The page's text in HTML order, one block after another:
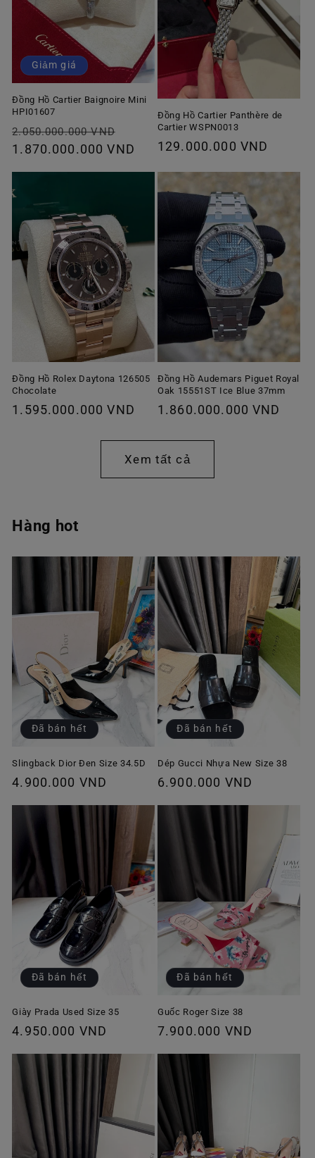
Giảm giá
Đồng Hồ Cartier Baignoire Mini
HPI01607
Giá
thông
2.050.000.000 VND
ưu
1.870.000.000 VND
Đồng Hồ Cartier Panthère de
Cartier WSPN0013
Giá
thường
129.000.000 VND
Đồng Hồ Rolex Daytona 126505
Chocolate
Giá
1.595.000.000 VND
Đồng Hồ Audemars Piguet Royal
Oak 15551ST Ice Blue 37mm
Giá
1.860.000.000 VND
Xem tất cả
Hàng hot
Đã bán hết
Slingback Dior Đen Size 34.5D
Giá
thường
4.900.000 VND
Đã bán hết
Dép Gucci Nhựa New Size 38
Giá
6.900.000 VND
Đã bán hết
Giày Prada Used Size 35
Giá
thường
4.950.000 VND
Đã bán hết
Guốc Roger Size 38
Giá
thường
7.900.000 VND